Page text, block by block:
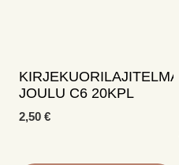
KIRJEKUORILAJITELMA
JOULU C6 20KPL
2,50 €